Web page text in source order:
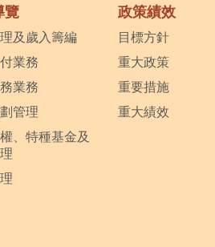
覽
及歲入籌編
業務
業務
管理
、特種基金及
政策績效
目標方針
重大政策
重要措施
重大績效